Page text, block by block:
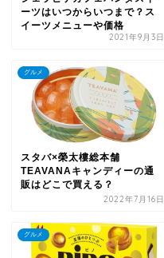
ーツはいつからいつまで？ス
イーツメニューや価格
2021年9月3日
グルメ
スタバ×榮太樓総本舗
TEAVANAキャンディーの通
販はどこで買える？
2022年7月16日
グルメ